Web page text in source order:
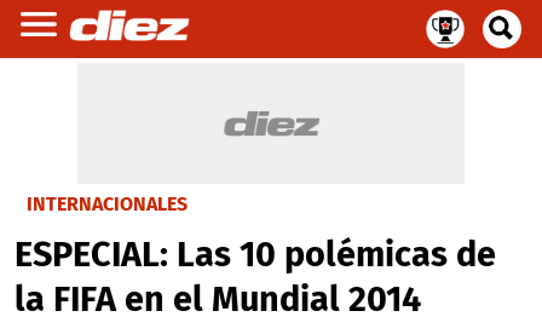
INTERNACIONALES
ESPECIAL: Las 10 polémicas de
la FIFA en el Mundial 2014